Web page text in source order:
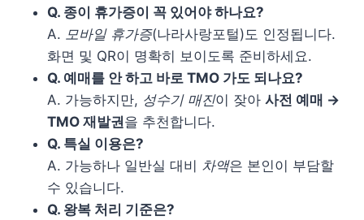
Q. 종이 휴가증이 꼭 있어야 하나요?
A. 모바일 휴가증(나라사랑포털)도 인정됩니다.
화면 및 QR이 명확히 보이도록 준비하세요.
Q. 예매를 안 하고 바로 TMO 가도 되나요?
A. 가능하지만, 성수기 매진이 잦아 사전 예매 →
TMO 재발권을 추천합니다.
Q. 특실 이용은?
A. 가능하나 일반실 대비 차액은 본인이 부담할
수 있습니다.
Q. 왕복 처리 기준은?